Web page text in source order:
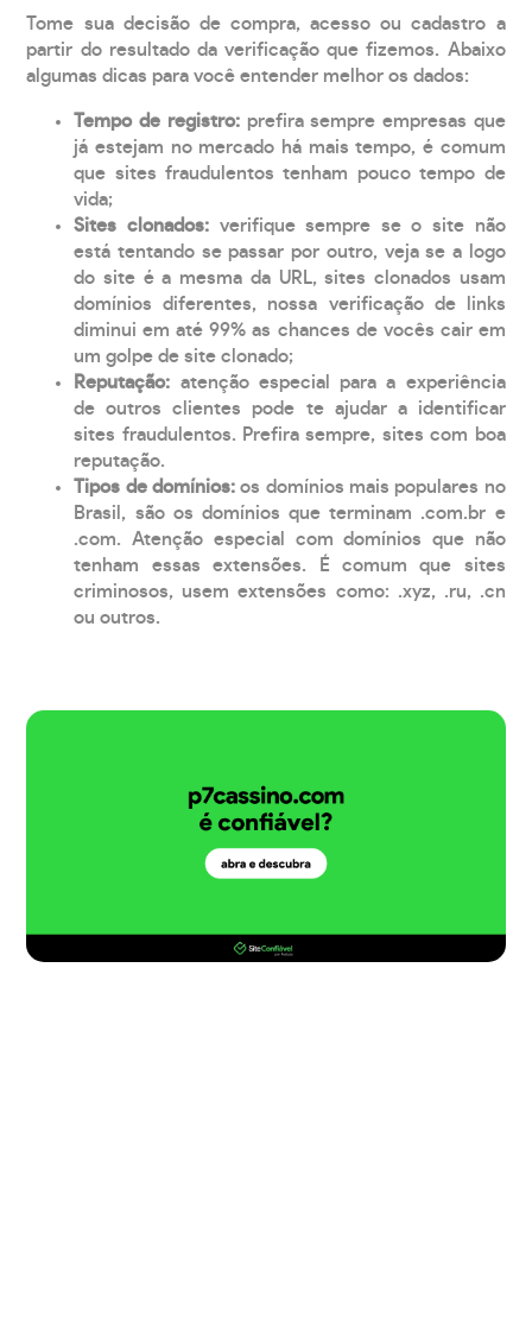
Tome sua decisão de compra, acesso ou cadastro a
partir do resultado da verificação que fizemos. Abaixo
algumas dicas para você entender melhor os dados:
Tempo de registro: prefira sempre empresas que
já estejam no mercado há mais tempo, é comum
que sites fraudulentos tenham pouco tempo de
vida;
Sites clonados: verifique sempre se o site não
está tentando se passar por outro, veja se a logo
do site é a mesma da URL, sites clonados usam
domínios diferentes, nossa verificação de links
diminui em até 99% as chances de vocês cair em
um golpe de site clonado;
Reputação: atenção especial para a experiência
de outros clientes pode te ajudar a identificar
sites fraudulentos. Prefira sempre, sites com boa
reputação.
Tipos de domínios:os domínios mais populares no
Brasil, são os domínios que terminam .com.br e
.com. Atenção especial com domínios que não
tenham essas extensões. É comum que sites
criminosos, usem extensões como: .xyz, .ru, .cn
ou outros.